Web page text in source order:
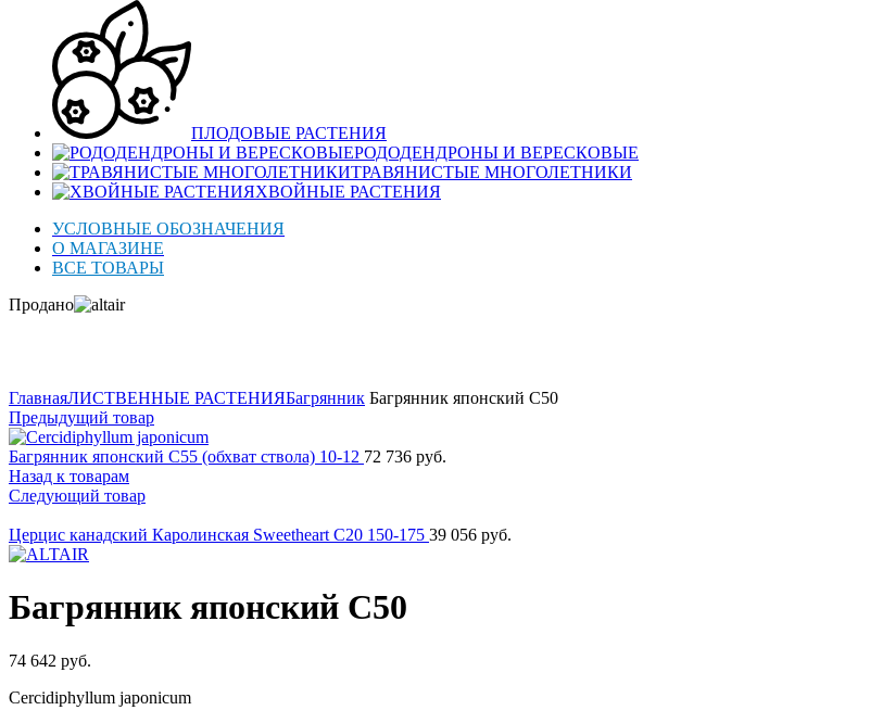
ПЛОДОВЫЕ РАСТЕНИЯ
РОДОДЕНДРОНЫ И ВЕРЕСКОВЫЕ
ТРАВЯНИСТЫЕ МНОГОЛЕТНИКИ
ХВОЙНЫЕ РАСТЕНИЯ
УСЛОВНЫЕ ОБОЗНАЧЕНИЯ
О МАГАЗИНЕ
ВСЕ ТОВАРЫ
Продано
ГлавнаяЛИСТВЕННЫЕ РАСТЕНИЯБагрянник Багрянник японский C50
Предыдущий товар
Багрянник японский C55 (обхват ствола) 10-12 72 736 руб.
Назад к товарам
Следующий товар
Церцис канадский Каролинская Sweetheart C20 150-175 39 056 руб.
Багрянник японский C50
74 642 руб.
Cercidiphyllum japonicum